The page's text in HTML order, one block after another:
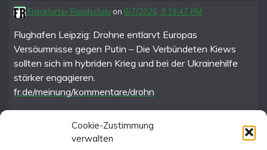
Cookie-Zustimmung
verwalten
Frankfurter Rundschau on 8/7/2026, 9:19:47 PM
Flughafen Leipzig: Drohne entlarvt Europas
Versäumnisse gegen Putin – Die Verbündeten Kiews
sollten sich im hybriden Krieg und bei der Ukrainehilfe
stärker engagieren.
fr.de/meinung/kommentare/drohn